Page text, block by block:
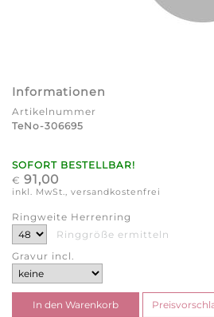
Informationen
Artikelnummer
TeNo-306695
SOFORT BESTELLBAR!
€ 91,00
inkl. MwSt., versandkostenfrei
Ringweite Herrenring
Ringgröße ermitteln
Gravur incl.